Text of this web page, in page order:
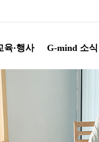
육·행사 G-mind 소식